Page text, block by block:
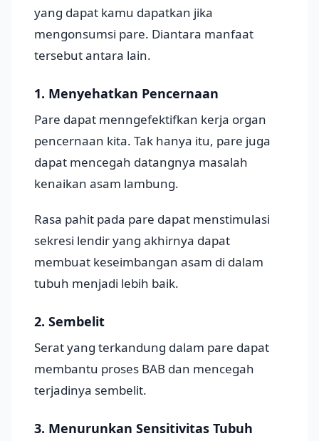
yang dapat kamu dapatkan jika
mengonsumsi pare. Diantara manfaat
tersebut antara lain.
1. Menyehatkan Pencernaan
Pare dapat menngefektifkan kerja organ
pencernaan kita. Tak hanya itu, pare juga
dapat mencegah datangnya masalah
kenaikan asam lambung.
Rasa pahit pada pare dapat menstimulasi
sekresi lendir yang akhirnya dapat
membuat keseimbangan asam di dalam
tubuh menjadi lebih baik.
2. Sembelit
Serat yang terkandung dalam pare dapat
membantu proses BAB dan mencegah
terjadinya sembelit.
3. Menurunkan Sensitivitas Tubuh